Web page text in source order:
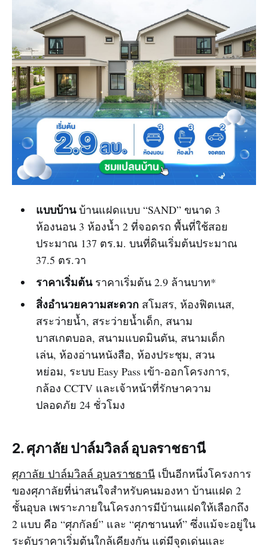
แบบบ้านบ้านแฝดแบบ “SAND” ขนาด 3
ห้องนอน 3 ห้องน้ำ 2 ที่จอดรถ พื้นที่ใช้สอย
ประมาณ 137 ตร.ม. บนที่ดินเริ่มต้นประมาณ
37.5 ตร.วา
ราคาเริ่มต้นราคาเริ่มต้น 2.9 ล้านบาท*
สิ่งอำนวยความสะดวกสโมสร, ห้องฟิตเนส,
สระว่ายน้ำ, สระว่ายน้ำเด็ก, สนาม
บาสเกตบอล, สนามแบดมินตัน, สนามเด็ก
เล่น, ห้องอ่านหนังสือ, ห้องประชุม, สวน
หย่อม, ระบบ Easy Pass เข้า-ออกโครงการ,
กล้อง CCTV และเจ้าหน้าที่รักษาความ
ปลอดภัย 24 ชั่วโมง
2. ศุภาลัย ปาล์มวิลล์ อุบลราชธานี
ศุภาลัย ปาล์มวิลล์ อุบลราชธานี เป็นอีกหนึ่งโครงการ
ของศุภาลัยที่น่าสนใจสำหรับคนมองหา บ้านแฝด 2
ชั้นอุบล เพราะภายในโครงการมีบ้านแฝดให้เลือกถึง
2 แบบ คือ “ศุภกัลย์” และ “ศุภชานนท์” ซึ่งแม้จะอยู่ใน
ระดับราคาเริ่มต้นใกล้เคียงกัน แต่มีจุดเด่นและ